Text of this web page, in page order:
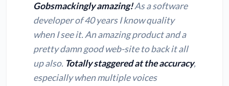
Gobsmackingly amazing!As a software
developer of 40 years I know quality
when I see it. An amazing product and a
pretty damn good web-site to back it all
up also. Totally staggered at the accuracy,
especially when multiple voices